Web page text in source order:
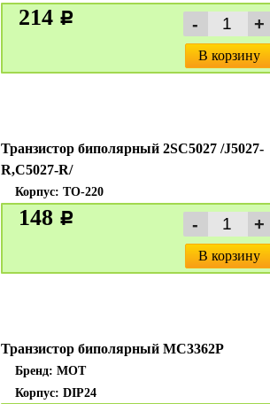
214 c
В корзину
Транзистор биполярный 2SC5027 /J5027-
R,C5027-R/
Корпус: TO-220
148 c
В корзину
Транзистор биполярный MC3362P
Бренд: MOT
Корпус: DIP24